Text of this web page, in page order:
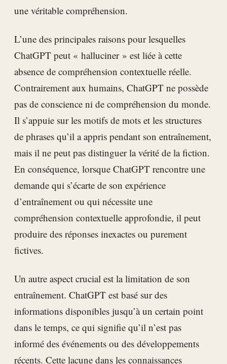
une véritable compréhension.
L’une des principales raisons pour lesquelles
ChatGPT peut « halluciner » est liée à cette
absence de compréhension contextuelle réelle.
Contrairement aux humains, ChatGPT ne possède
pas de conscience ni de compréhension du monde.
Il s’appuie sur les motifs de mots et les structures
de phrases qu’il a appris pendant son entraînement,
mais il ne peut pas distinguer la vérité de la fiction.
En conséquence, lorsque ChatGPT rencontre une
demande qui s’écarte de son expérience
d’entraînement ou qui nécessite une
compréhension contextuelle approfondie, il peut
produire des réponses inexactes ou purement
fictives.
Un autre aspect crucial est la limitation de son
entraînement. ChatGPT est basé sur des
informations disponibles jusqu’à un certain point
dans le temps, ce qui signifie qu’il n’est pas
informé des événements ou des développements
récents. Cette lacune dans les connaissances